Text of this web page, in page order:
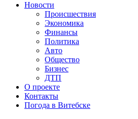
Новости
Происшествия
Экономика
Финансы
Политика
Авто
Общество
Бизнес
ДТП
О проекте
Контакты
Погода в Витебске